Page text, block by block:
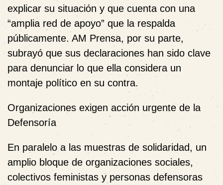
explicar su situación y que cuenta con una
“amplia red de apoyo” que la respalda
públicamente. AM Prensa, por su parte,
subrayó que sus declaraciones han sido clave
para denunciar lo que ella considera un
montaje político en su contra.
Organizaciones exigen acción urgente de la
Defensoría
En paralelo a las muestras de solidaridad, un
amplio bloque de organizaciones sociales,
colectivos feministas y personas defensoras